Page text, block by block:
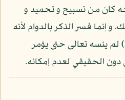
كان من تسبيح و تحميد و
و إنما فسر الذكر بالدوام لأنه
لم ينسه تعالى حتى يؤمر
دون الحقيقي لعدم إمكانه.